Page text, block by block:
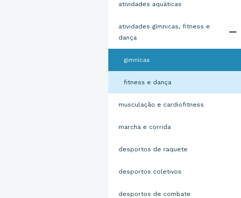
atividades aquáticas
atividades gímnicas, fitness e
dança
gimnícas
fitness e dança
musculação e cardiofitness
marcha e corrida
desportos de raquete
desportos coletivos
desportos de combate